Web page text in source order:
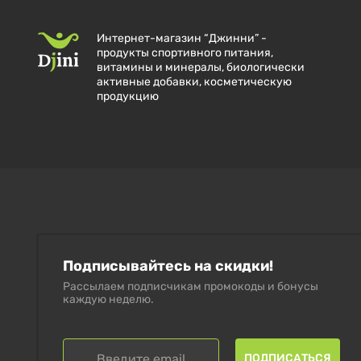
Интернет-магазин “Джинни” -
продукты спортивного питания,
витамины и минералы, биологически
активные добавки, косметическую
продукцию
Подписывайтесь на скидки!
Рассылаем подписчикам промокоды и бонусы
каждую неделю.
ПОДПИСАТЬСЯ